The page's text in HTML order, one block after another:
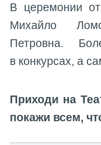
В церемонии
Михайло
Петровна.
в конкурсах, а
Приходи на
покажи всем,